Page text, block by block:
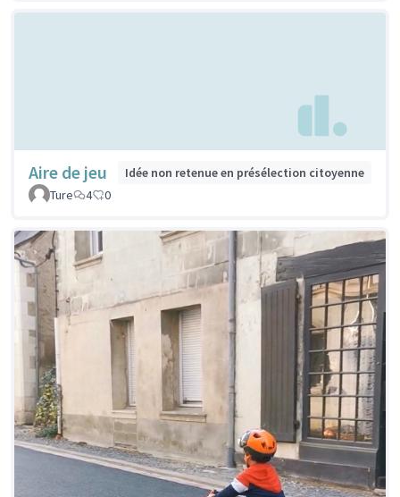
Aire de jeu
Idée non retenue en présélection citoyenne
Ture
4 0